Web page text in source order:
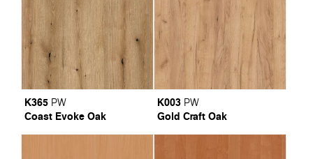
K365 PW
Coast Evoke Oak
K003 PW
Gold Craft Oak